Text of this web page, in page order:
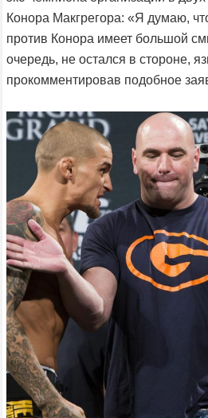
Конора Макгрегора: «Я думаю,
против Конора имеет большой
очередь, не остался в стороне,
прокомментировав подобное